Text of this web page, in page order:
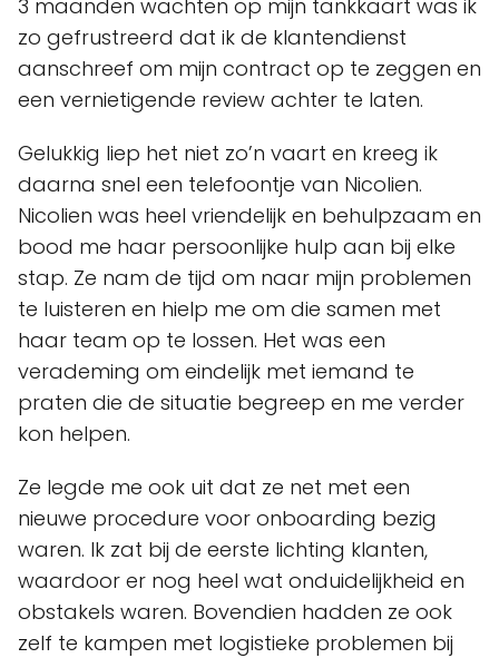
3 maanden wachten op mijn tankkaart was ik
zo gefrustreerd dat ik de klantendienst
aanschreef om mijn contract op te zeggen en
een vernietigende review achter te laten.
Gelukkig liep het niet zo’n vaart en kreeg ik
daarna snel een telefoontje van Nicolien.
Nicolien was heel vriendelijk en behulpzaam en
bood me haar persoonlijke hulp aan bij elke
stap. Ze nam de tijd om naar mijn problemen
te luisteren en hielp me om die samen met
haar team op te lossen. Het was een
verademing om eindelijk met iemand te
praten die de situatie begreep en me verder
kon helpen.
Ze legde me ook uit dat ze net met een
nieuwe procedure voor onboarding bezig
waren. Ik zat bij de eerste lichting klanten,
waardoor er nog heel wat onduidelijkheid en
obstakels waren. Bovendien hadden ze ook
zelf te kampen met logistieke problemen bij